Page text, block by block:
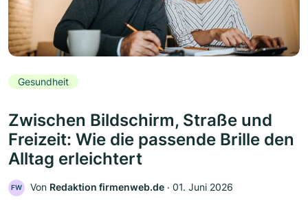
Gesundheit
Zwischen Bildschirm, Straße und
Freizeit: Wie die passende Brille den
Alltag erleichtert
FW Von Redaktion firmenweb.de ‧ 01. Juni 2026